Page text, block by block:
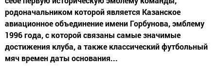
родоначальником которой является Казанское
авиационное объединение имени Горбунова, эмблему
1996 года, с которой связаны самые значимые
достижения клуба, а также классический футбольный
мяч времен даты основания...